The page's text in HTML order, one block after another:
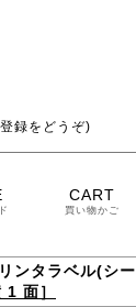
録をどうぞ)
CART
買い物かご
ンタラベル(シ
面］